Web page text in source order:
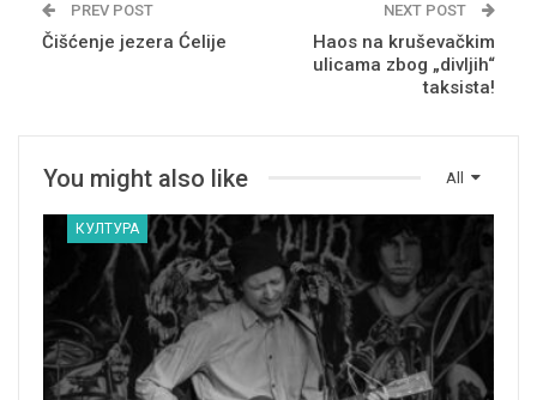
PREV POST
Čišćenje jezera Ćelije
NEXT POST
Haos na kruševačkim
ulicama zbog „divljih“
taksista!
All
You might also like
КУЛТУРА